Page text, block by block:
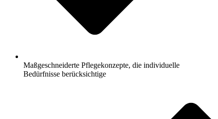
Maßgeschneiderte Pflegekonzepte, die individuelle
Bedürfnisse berücksichtige